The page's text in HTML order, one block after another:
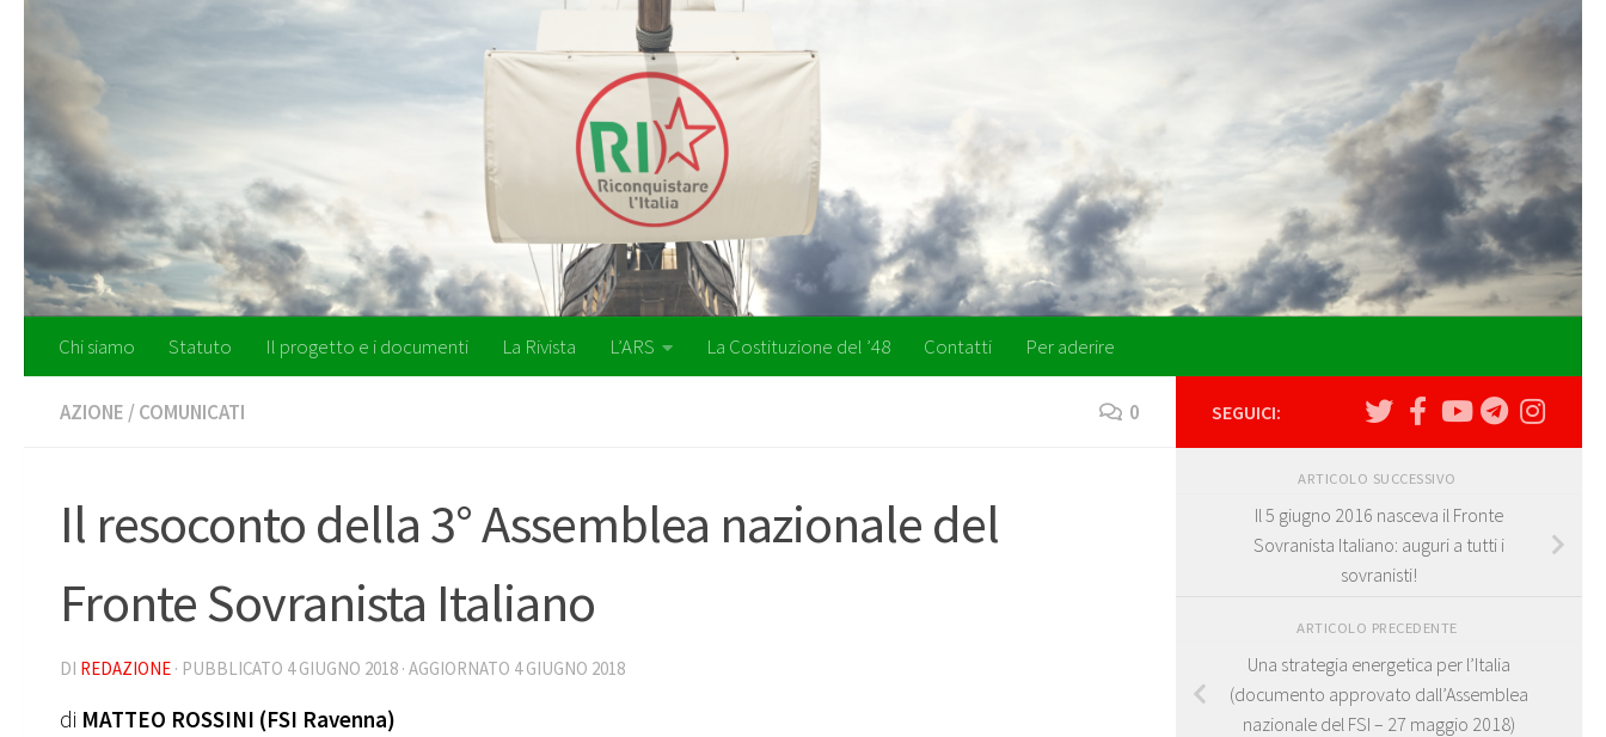
Salta al contenuto
Chi siamo Statuto Il progetto e i documenti La Rivista L’ARS La Costituzione del ’48 Contatti Per aderire
AZIONE /COMUNICATI 0
Il resoconto della 3° Assemblea nazionale del
Fronte Sovranista Italiano
DI REDAZIONE · PUBBLICATO 4 GIUGNO 2018 · AGGIORNATO 4 GIUGNO 2018
di MATTEO ROSSINI (FSI Ravenna)
SEGUICI:
ARTICOLO SUCCESSIVO
Il 5 giugno 2016 nasceva il Fronte
Sovranista Italiano: auguri a tutti i
sovranisti!
ARTICOLO PRECEDENTE
Una strategia energetica per l’Italia
(documento approvato dall’Assemblea
nazionale del FSI – 27 maggio 2018)